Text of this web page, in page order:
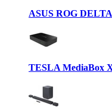
ASUS ROG
TESLA MediaBox